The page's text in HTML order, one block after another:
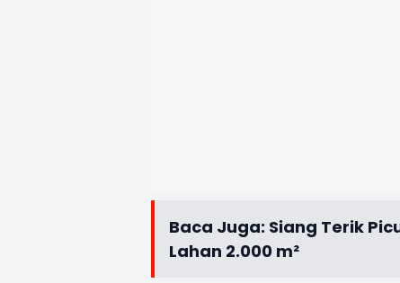
Baca Juga: Siang Terik
Lahan 2.000 m²